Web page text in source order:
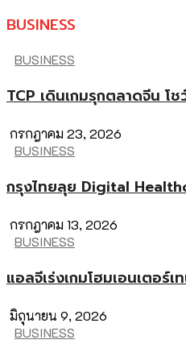
BUSINESS
BUSINESS
TCP เดินเกมรุกตลาดจีน โ
กรกฎาคม 23, 2026
BUSINESS
กรุงไทยลุย Digital
กรกฎาคม 13, 2026
BUSINESS
แอลจีเร่งเกมโฮมเอนเตอร์
มิถุนายน 9, 2026
BUSINESS